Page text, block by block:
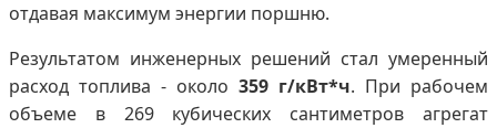
отдавая максимум энергии поршню.
Результатом инженерных решений стал умеренный
расход топлива - около 359 г/кВт*ч. При рабочем
объеме в 269 кубических сантиметров агрегат